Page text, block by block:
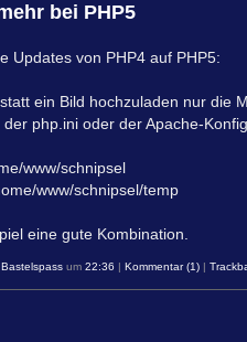
bei PHP5
Updates von PHP4 auf PHP5:
ein Bild hochzuladen nur die
php.ini oder der Apache-
www/schnipsel
www/schnipsel/temp
eine gute Kombination.
Bastelspass um 22:36 | Kommentar (1) |